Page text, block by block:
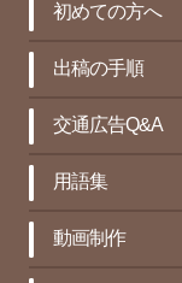
初めての方へ
出稿の手順
交通広告Q&A
用語集
動画制作